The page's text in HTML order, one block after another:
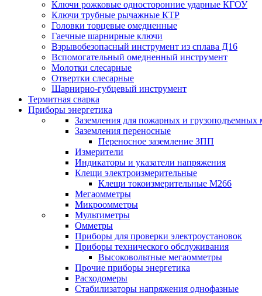
Ключи рожковые односторонние ударные КГОУ
Ключи трубные рычажные КТР
Головки торцевые омедненные
Гаечные шарнирные ключи
Взрывобезопасный инструмент из сплава Д16
Вспомогательный омедненный инструмент
Молотки слесарные
Отвертки слесарные
Шарнирно-губцевый инструмент
Термитная сварка
Приборы энергетика
Заземления для пожарных и грузоподъемных
Заземления переносные
Переносное заземление ЗПП
Измерители
Индикаторы и указатели напряжения
Клещи электроизмерительные
Клещи токоизмерительные М266
Мегаомметры
Микроомметры
Мультиметры
Омметры
Приборы для проверки электроустановок
Приборы технического обслуживания
Высоковольтные мегаомметры
Прочие приборы энергетика
Расходомеры
Стабилизаторы напряжения однофазные